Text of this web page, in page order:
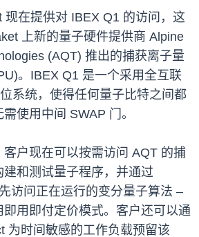
现在提供对 IBEX Q1 的访问，这
上新的量子硬件提供商 Alpine
(AQT) 推出的捕获离子量
。IBEX Q1 是一个采用全互联
系统，使得任何量子比特之间都
使用中间 SWAP 门。
客户现在可以按需访问 AQT 的捕
建和测试量子程序，并通过
访问正在运行的变分量子算法 –
即用即付定价模式。客户还可以通
为时间敏感的工作负载预留该